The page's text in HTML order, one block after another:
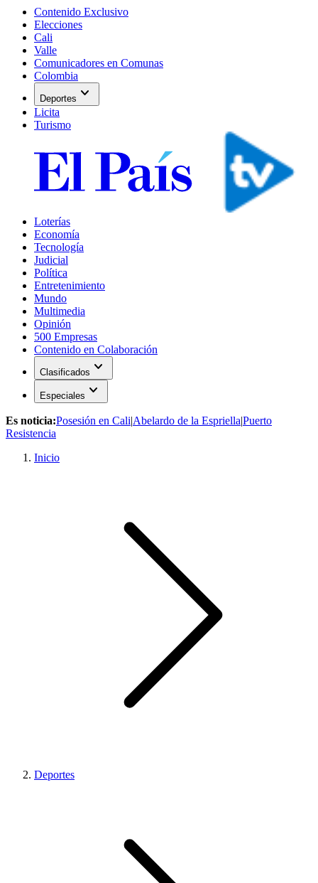
Contenido Exclusivo
Elecciones
Cali
Valle
Comunicadores en Comunas
Colombia
Deportes expand_more
Licita
Turismo
Loterías
Economía
Tecnología
Judicial
Política
Entretenimiento
Mundo
Multimedia
Opinión
500 Empresas
Contenido en Colaboración
Clasificados expand_more
Especiales expand_more
Es noticia:Posesión en Cali|Abelardo de la Espriella|Puerto
Resistencia
Inicio
Deportes